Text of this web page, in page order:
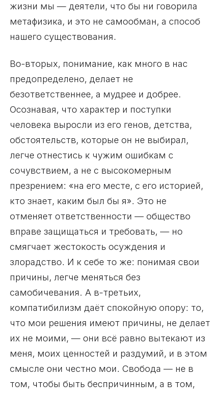
жизни мы — деятели, что бы ни говорила
метафизика, и это не самообман, а способ
нашего существования.
Во-вторых, понимание, как много в нас
предопределено, делает не
безответственнее, а мудрее и добрее.
Осознавая, что характер и поступки
человека выросли из его генов, детства,
обстоятельств, которые он не выбирал,
легче отнестись к чужим ошибкам с
сочувствием, а не с высокомерным
презрением: «на его месте, с его историей,
кто знает, каким был бы я». Это не
отменяет ответственности — общество
вправе защищаться и требовать, — но
смягчает жестокость осуждения и
злорадство. И к себе то же: понимая свои
причины, легче меняться без
самобичевания. А в-третьих,
компатибилизм даёт спокойную опору: то,
что мои решения имеют причины, не делает
их не моими, — они всё равно вытекают из
меня, моих ценностей и раздумий, и в этом
смысле они честно мои. Свобода — не в
том, чтобы быть беспричинным, а в том,